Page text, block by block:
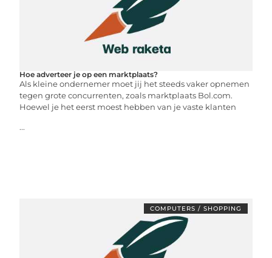
Hoe adverteer je op een marktplaats?
Als kleine ondernemer moet jij het steeds vaker opnemen
tegen grote concurrenten, zoals marktplaats Bol.com.
Hoewel je het eerst moest hebben van je vaste klanten
...
COMPUTERS / SHOPPING